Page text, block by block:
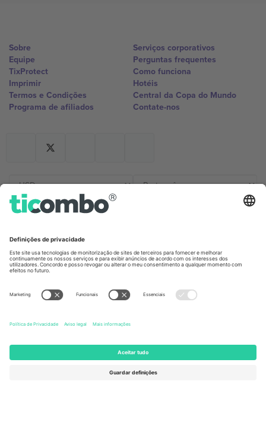
Sobre
Equipe
TixProtect
Imprimir
Termos e Condições
Programa de afiliados
Serviços corporativos
Perguntas frequentes
Como funciona
Hotéis
Central da Copa do Mundo
Contate-nos
Germany
Unter den Linden 24, 10117
United Kingdom
167 City Road, London, Greater
Kingdom
United States
Newark, Delaware 19713, United
States
Engelberg, Switzerland